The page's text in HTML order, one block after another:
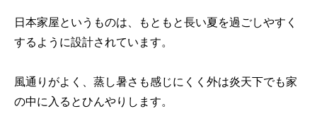
日本家屋というものは、もともと長い夏を過ごしやすく
するように設計されています。
風通りがよく、蒸し暑さも感じにくく外は炎天下でも家
の中に入るとひんやりします。